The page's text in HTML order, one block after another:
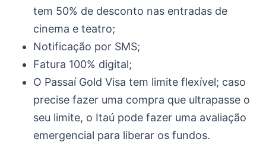
tem 50% de desconto nas entradas de
cinema e teatro;
Notificação por SMS;
Fatura 100% digital;
O Passaí Gold Visa tem limite flexível; caso
precise fazer uma compra que ultrapasse o
seu limite, o Itaú pode fazer uma avaliação
emergencial para liberar os fundos.